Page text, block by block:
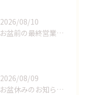
2026/08/10
【お盆前の最終営業日です！】
2026/08/09
【お盆休みのお知らせ】